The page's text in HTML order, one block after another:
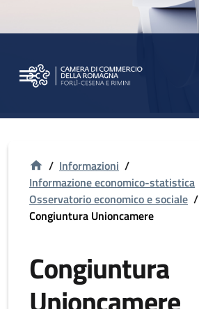
/ Informazioni /
Informazione economico-statistica
Osservatorio economico e sociale /
Congiuntura Unioncamere
Congiuntura